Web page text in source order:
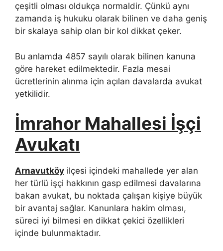
çeşitli olması oldukça normaldir. Çünkü aynı
zamanda iş hukuku olarak bilinen ve daha geniş
bir skalaya sahip olan bir kol dikkat çeker.
Bu anlamda 4857 sayılı olarak bilinen kanuna
göre hareket edilmektedir. Fazla mesai
ücretlerinin alınma için açılan davalarda avukat
yetkilidir.
İmrahor Mahallesi İşçi
Avukatı
Arnavutköy ilçesi içindeki mahallede yer alan
her türlü işçi hakkının gasp edilmesi davalarına
bakan avukat, bu noktada çalışan kişiye büyük
bir avantaj sağlar. Kanunlara hakim olması,
süreci iyi bilmesi en dikkat çekici özellikleri
içinde bulunmaktadır.